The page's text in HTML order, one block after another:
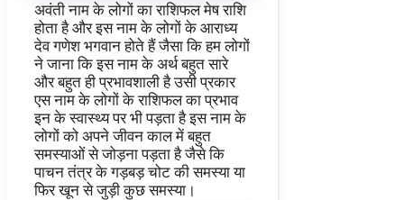
अवंती नाम के लोगों का राशिफल मेष राशि
होता है और इस नाम के लोगों के आराध्य
देव गणेश भगवान होते हैं जैसा कि हम लोगों
ने जाना कि इस नाम के अर्थ बहुत सारे
और बहुत ही प्रभावशाली है उसी प्रकार
एस नाम के लोगों के राशिफल का प्रभाव
इन के स्वास्थ्य पर भी पड़ता है इस नाम के
लोगों को अपने जीवन काल में बहुत
समस्याओं से जोड़ना पड़ता है जैसे कि
पाचन तंत्र के गड़बड़ चोट की समस्या या
फिर खून से जुड़ी कुछ समस्या।